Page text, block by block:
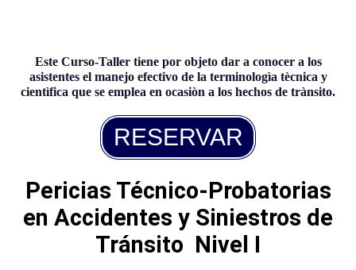
Este Curso-Taller tiene por objeto dar a conocer a los
asistentes el manejo efectivo de la terminologìa tècnica y
cientìfica que se emplea en ocasiòn a los hechos de trànsito.
RESERVAR
Pericias Técnico-Probatorias
en Accidentes y Siniestros de
Tránsito Nivel I